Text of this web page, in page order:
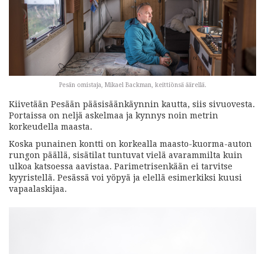
Pesän omistaja, Mikael Backman, keittiönsä äärellä.
Kiivetään Pesään pääsisäänkäynnin kautta, siis sivuovesta.
Portaissa on neljä askelmaa ja kynnys noin metrin
korkeudella maasta.
Koska punainen kontti on korkealla maasto-kuorma-auton
rungon päällä, sisätilat tuntuvat vielä avarammilta kuin
ulkoa katsoessa aavistaa. Parimetrisenkään ei tarvitse
kyyristellä. Pesässä voi yöpyä ja elellä esimerkiksi kuusi
vapaalaskijaa.